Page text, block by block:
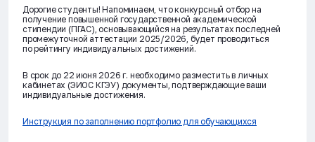
Дорогие студенты! Напоминаем, что конкурсный отбор на
получение повышенной государственной академической
стипендии (ПГАС), основывающийся на результатах последней
промежуточной аттестации 2025/2026, будет проводиться
по рейтингу индивидуальных достижений.
В срок до 22 июня 2026 г. необходимо разместить в личных
кабинетах (ЭИОС КГЭУ) документы, подтверждающие ваши
индивидуальные достижения.
Инструкция по заполнению портфолио для обучающихся